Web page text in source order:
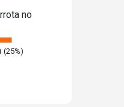
no
(25%)